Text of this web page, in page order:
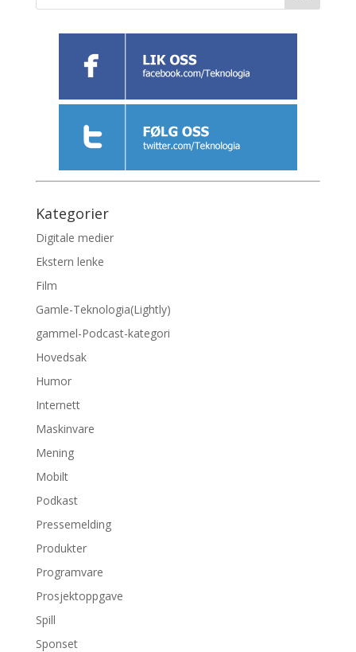
Kategorier
Digitale medier
Ekstern lenke
Film
Gamle-Teknologia(Lightly)
gammel-Podcast-kategori
Hovedsak
Humor
Internett
Maskinvare
Mening
Mobilt
Podkast
Pressemelding
Produkter
Programvare
Prosjektoppgave
Spill
Sponset